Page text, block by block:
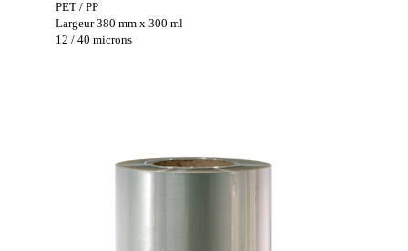
PET / PP
Largeur 380 mm x 300 ml
12 / 40 microns